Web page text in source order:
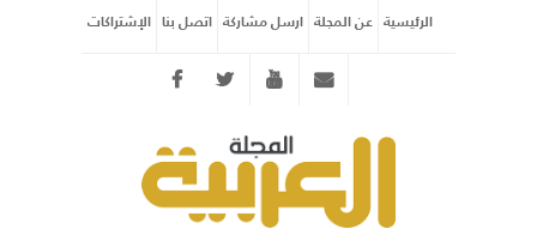
الرئيسية عن المجلة ارسل مشاركة اتصل بنا الإشتراكات
Twitter youtube